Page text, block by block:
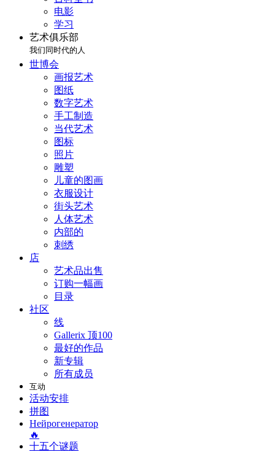
电影
学习
艺术俱乐部
我们同时代的人
世博会
画报艺术
图纸
数字艺术
手工制造
当代艺术
图标
照片
雕塑
儿童的图画
衣服设计
街头艺术
人体艺术
内部的
刺绣
店
艺术品出售
订购一幅画
目录
社区
线
Gallerix 顶100
最好的作品
新专辑
所有成员
互动
活动安排
拼图
Нейрогенератор
🔥
十五个谜题